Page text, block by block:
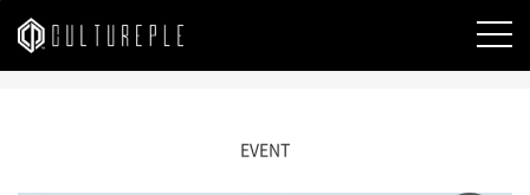
본문바로가기
EVENT